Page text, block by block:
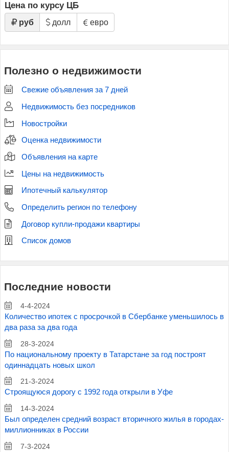
Цена по курсу ЦБ
руб долл евро
Полезно о недвижимости
Свежие объявления за 7 дней
Недвижимость без посредников
Новостройки
Оценка недвижимости
Объявления на карте
Цены на недвижимость
Ипотечный калькулятор
Определить регион по телефону
Договор купли-продажи квартиры
Список домов
Последние новости
4-4-2024
Количество ипотек с просрочкой в Сбербанке уменьшилось в
два раза за два года
28-3-2024
По национальному проекту в Татарстане за год построят
одиннадцать новых школ
21-3-2024
Строящуюся дорогу с 1992 года открыли в Уфе
14-3-2024
Был определен средний возраст вторичного жилья в городах-
миллионниках в России
7-3-2024